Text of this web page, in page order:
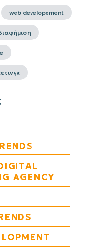
web developement
AGENCY